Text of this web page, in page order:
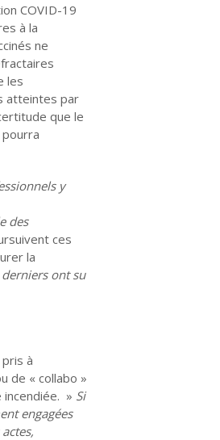
COVID-19
à la
ne
les
atteintes par
que le
y
des
ces
la
derniers ont su
à
de « collabo »
» Si
engagées